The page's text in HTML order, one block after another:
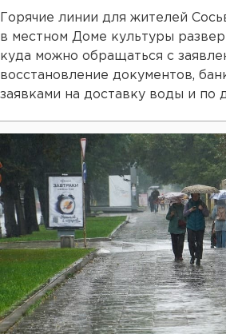
Горячие линии для жителей
в местном Доме культуры
куда можно обращаться с
восстановление документов,
заявками на доставку воды и по